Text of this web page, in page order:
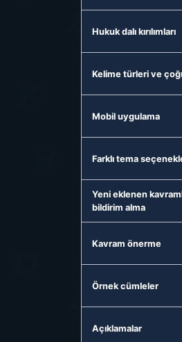
Hukuk dalı kırılımları
Kelime türleri ve
Mobil uygulama
Farklı tema
Yeni eklenen
bildirim alma
Kavram önerme
Örnek cümleler
Açıklamalar